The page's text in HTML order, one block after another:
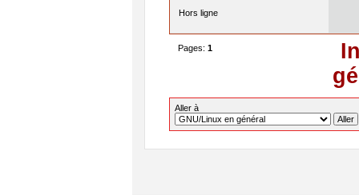
Hors ligne
Pages: 1
Aller à